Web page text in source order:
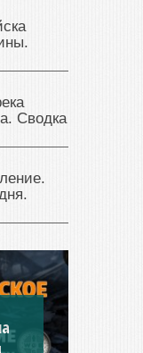
Сводка